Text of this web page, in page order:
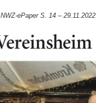
NWZ-ePaper S. 14 – 29.11.2022